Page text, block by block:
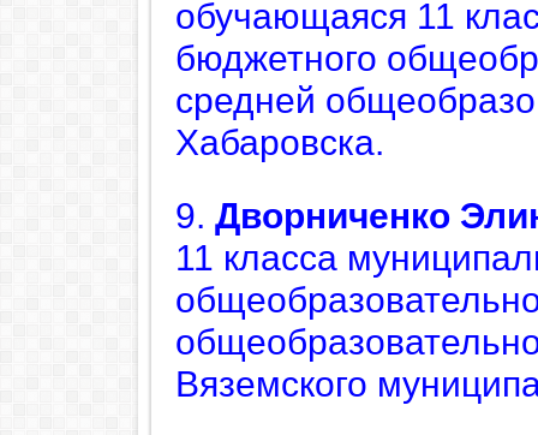
обучающаяся 11
бюджетного
средней
Хабаровска.
9. Дворниченко
11 класса
Вяземского